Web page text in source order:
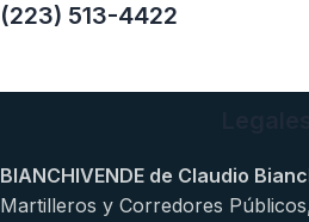
(223) 513-4422
BIANCHIVENDE de Claudio
Martilleros y Corredores